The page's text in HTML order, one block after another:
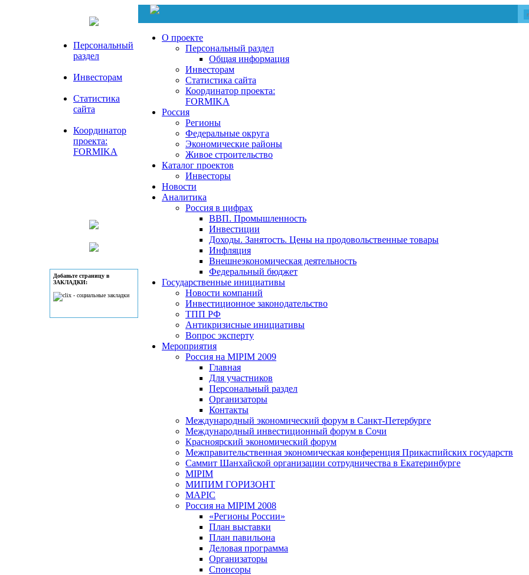
Персональный
раздел
Инвесторам
Статистика
сайта
Координатор
проекта:
FORMIKA
Добавьте страницу в
ЗАКЛАДКИ:
О проекте
Персональный раздел
Общая информация
Инвесторам
Статистика сайта
Координатор проекта:
FORMIKA
Россия
Регионы
Федеральные округа
Экономические районы
Живое строительство
Каталог проектов
Инвесторы
Новости
Аналитика
Россия в цифрах
ВВП. Промышленность
Инвестиции
Доходы. Занятость. Цены на продовольственные товары
Инфляция
Внешнеэкономическая деятельность
Федеральный бюджет
Государственные инициативы
Новости компаний
Инвестиционное законодательство
ТПП РФ
Антикризисные инициативы
Вопрос эксперту
Мероприятия
Россия на MIPIM 2009
Главная
Для участников
Персональный раздел
Организаторы
Контакты
Международный экономический форум в Санкт-Петербурге
Международный инвестиционный форум в Сочи
Красноярский экономический форум
Межправительственная экономическая конференция Прикаспийских государств
Саммит Шанхайской организации сотрудничества в Екатеринбурге
MIPIM
МИПИМ ГОРИЗОНТ
MAPIC
Россия на MIPIM 2008
«Регионы России»
План выставки
План павильона
Деловая программа
Организаторы
Спонсоры